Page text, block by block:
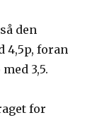
den
4,5p, foran
3,5.
for